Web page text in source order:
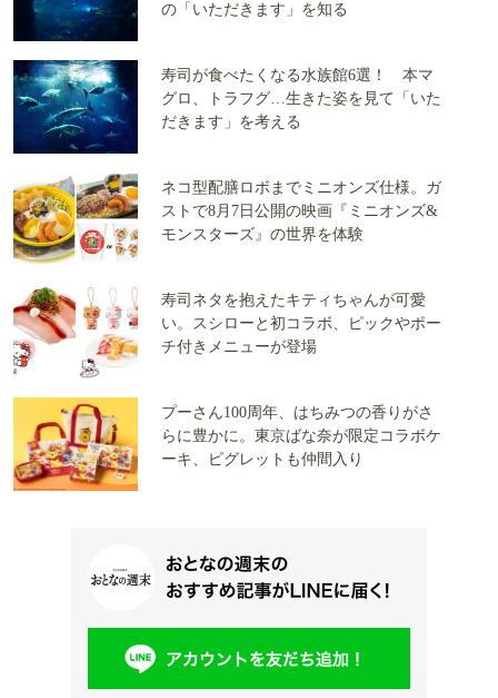
の「いただきます」を知る
寿司が食べたくなる水族館6選！ 本マ
グロ、トラフグ…生きた姿を見て「いた
だきます」を考える
ネコ型配膳ロボまでミニオンズ仕様。ガ
ストで8月7日公開の映画『ミニオンズ&
モンスターズ』の世界を体験
寿司ネタを抱えたキティちゃんが可愛
い。スシローと初コラボ、ピックやポー
チ付きメニューが登場
プーさん100周年、はちみつの香りがさ
らに豊かに。東京ばな奈が限定コラボケ
ーキ、ピグレットも仲間入り